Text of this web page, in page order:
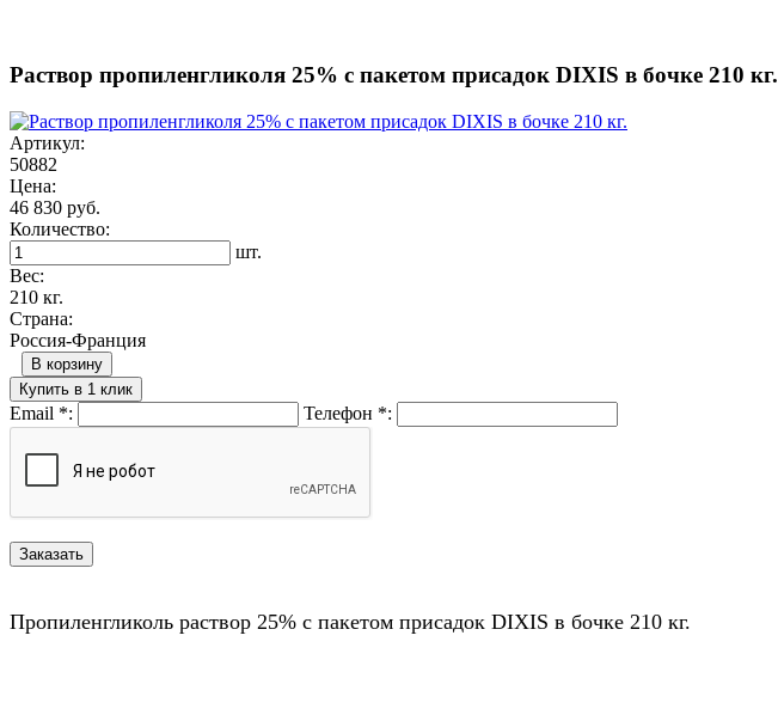
Раствор пропиленгликоля 25% с пакетом присадок DIXIS в бочке 210 кг.
Артикул:
50882
Цена:
46 830 руб.
Количество:
шт.
Вес:
210 кг.
Страна:
Россия-Франция
В корзину
Купить в 1 клик
Email *: Телефон *:
Пропиленгликоль раствор 25% с пакетом присадок DIXIS в бочке 210 кг.